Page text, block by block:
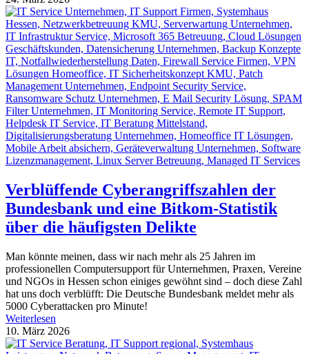
Verblüffende Cyberangriffszahlen der
Bundesbank und eine Bitkom-Statistik
über die häufigsten Delikte
Man könnte meinen, dass wir nach mehr als 25 Jahren im
professionellen Computersupport für Unternehmen, Praxen, Vereine
und NGOs in Hessen schon einiges gewöhnt sind – doch diese Zahl
hat uns doch verblüfft: Die Deutsche Bundesbank meldet mehr als
5000 Cyberattacken pro Minute!
Weiterlesen
10. März 2026